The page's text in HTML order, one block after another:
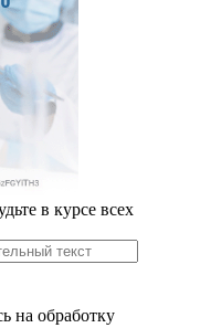
в курсе всех
на обработку